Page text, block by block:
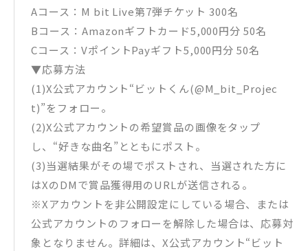
Aコース：M bit Live第7弾チケット 300名
Bコース：Amazonギフトカード5,000円分 50名
Cコース：VポイントPayギフト5,000円分 50名
▼応募方法
(1)X公式アカウント“ビットくん(@M_bit_Projec
t)”をフォロー。
(2)X公式アカウントの希望賞品の画像をタップ
し、“好きな曲名”とともにポスト。
(3)当選結果がその場でポストされ、当選された方に
はXのDMで賞品獲得用のURLが送信される。
※Xアカウントを非公開設定にしている場合、または
公式アカウントのフォローを解除した場合は、応募対
象となりません。詳細は、X公式アカウント“ビット